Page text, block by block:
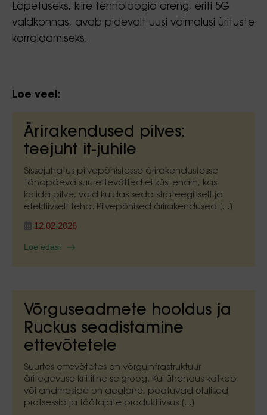
Lõpetuseks, kiire tehnoloogia areng, eriti 5G
valdkonnas, avab pidevalt uusi võimalusi ürituste
korraldamiseks.
Loe veel:
Ärirakendused pilves:
teejuht it-juhile
Sissejuhatus pilvepõhistesse ärirakendustesse
Tänapäeva suurettevõtted ei küsi enam, kas
kolida pilve, vaid kuidas seda strateegiliselt ja
efektiivselt teha. Pilvepõhised ärirakendused [...]
12.02.2026
Loe edasi
Võrguseadmete hooldus ja
Ruckus seadistamine
ettevõtetele
Suurtes ettevõtetes on võrguinfrastruktuur
äritegevuse kriitiline selgroog. Kui ühendus katkeb
või andmeside on aeglane, peatuvad olulised
protsessid ja töötajate produktiivsus [...]